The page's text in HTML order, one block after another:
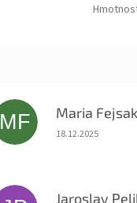
MF Maria
Hodnocení
18.12.2025
Jaroslav